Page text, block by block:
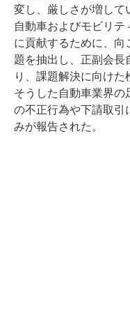
変し、厳しさが増して
自動車およびモビリ
に貢献するために、向
題を抽出し、正副会長
り、課題解決に向けた
そうした自動車業界の
の不正行為や下請取引
みが報告された。